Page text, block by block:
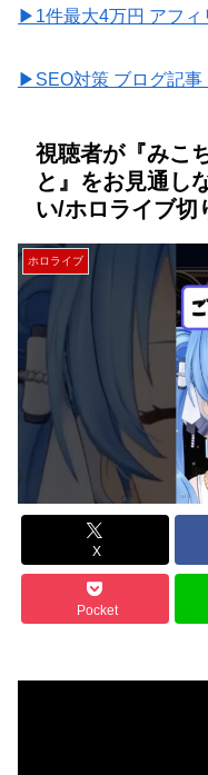
▶1件最大4万円 アフィ
▶SEO対策 ブログ記事
視聴者が『みこ
と』をお見通し
い/ホロライブ
ホロライブ
X
Pocket